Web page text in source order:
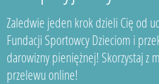
Zaledwie jeden krok dzieli Cię od
Fundacji Sportowcy Dzieciom i
darowizny pieniężnej! Skorzystaj z
przelewu online!